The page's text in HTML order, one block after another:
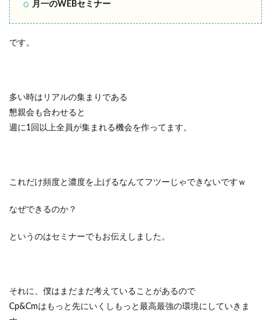
月一のWEBセミナー
です。
多い時はリアルの集まりである
懇親会も合わせると
週に1回以上全員が集まれる機会を作ってます。
これだけ頻度と濃度を上げるなんてフツーじゃできないですｗ
なぜできるのか？
というのはセミナーでもお伝えしました。
それに、僕はまだまだ考えていることがあるので
Cp&Cmはもっと先にいくしもっと最高最強の環境にしていきま